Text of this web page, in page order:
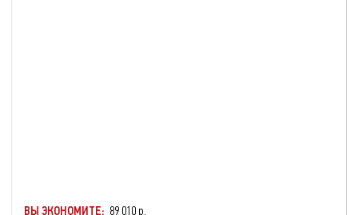
ВЫ ЭКОНОМИТЕ: 89 010 р.